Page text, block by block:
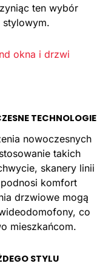
ten wybór
okna i drzwi
TECHNOLOGIE
nowoczesnych
takich
skanery linii
komfort
drzwiowe mogą
co
mieszkańcom.
STYLU